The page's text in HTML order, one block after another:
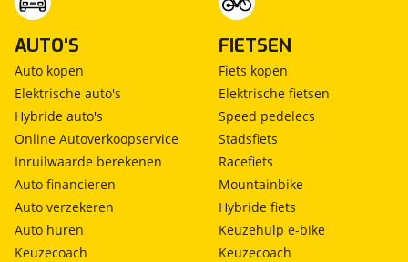
AUTO'S
Auto kopen
Elektrische auto's
Hybride auto's
Online Autoverkoopservice
Inruilwaarde berekenen
Auto financieren
Auto verzekeren
Auto huren
Keuzecoach
FIETSEN
Fiets kopen
Elektrische fietsen
Speed pedelecs
Stadsfiets
Racefiets
Mountainbike
Hybride fiets
Keuzehulp e-bike
Keuzecoach